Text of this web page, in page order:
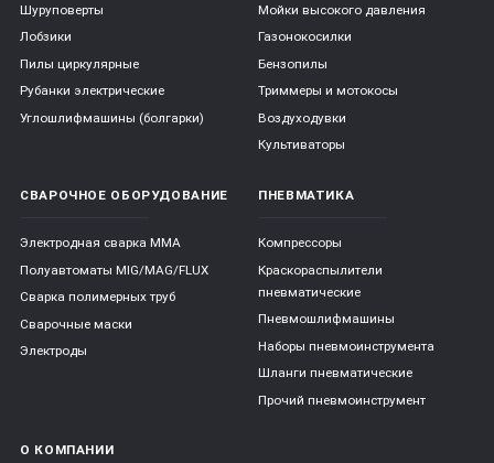
Шуруповерты
Лобзики
Пилы циркулярные
Рубанки электрические
Углошлифмашины (болгарки)
Мойки высокого давления
Газонокосилки
Бензопилы
Триммеры и мотокосы
Воздуходувки
Культиваторы
СВАРОЧНОЕ ОБОРУДОВАНИЕ
Электродная сварка ММА
Полуавтоматы MIG/MAG/FLUX
Сварка полимерных труб
Сварочные маски
Электроды
ПНЕВМАТИКА
Компрессоры
Краскораспылители
пневматические
Пневмошлифмашины
Наборы пневмоинструмента
Шланги пневматические
Прочий пневмоинструмент
О КОМПАНИИ